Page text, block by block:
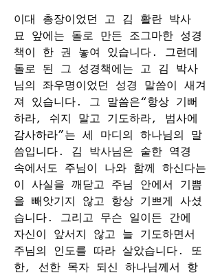
이대 총장이었던 고 김 활란 박사
묘 앞에는 돌로 만든 조그마한 성경
책이 한 권 놓여 있습니다. 그런데
돌로 된 그 성경책에는 고 김 박사
님의 좌우명이었던 성경 말씀이 새겨
져 있습니다. 그 말씀은“항상 기뻐
하라, 쉬지 말고 기도하라, 범사에
감사하라”는 세 마디의 하나님의 말
씀입니다. 김 박사님은 숱한 역경
속에서도 주님이 나와 함께 하신다는
이 사실을 깨닫고 주님 안에서 기쁨
을 빼앗기지 않고 항상 기쁘게 사셨
습니다. 그리고 무슨 일이든 간에
자신이 앞서지 않고 늘 기도하면서
주님의 인도를 따라 살았습니다. 또
한, 선한 목자 되신 하나님께서 항